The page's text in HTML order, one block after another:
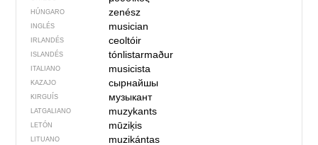
HÚNGARO zenész
INGLÉS musician
IRLANDÉS ceoltóir
ISLANDÉS tónlistarmaður
ITALIANO musicista
KAZAJO сырнайшы
KIRGUÍS музыкант
LATGALIANO muzykants
LETÓN mūziķis
LITUANO muzikántas